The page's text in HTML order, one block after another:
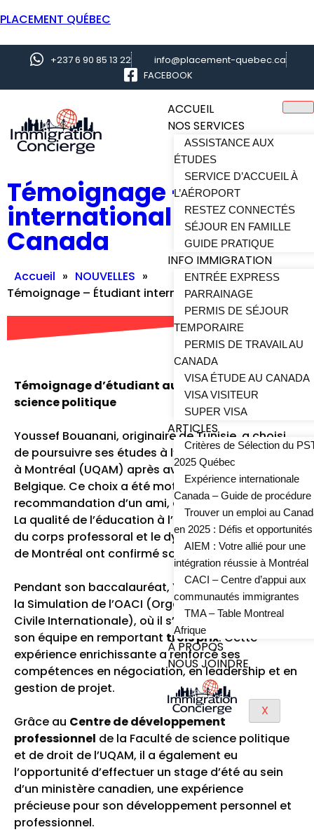
PLACEMENT QUÉBEC
+237 6 90 85 13 22
info@placement-quebec.ca
FACEBOOK
ACCUEIL
NOS SERVICES
ASSISTANCE AUX
ÉTUDES
SERVICE D’ACCUEIL À
L’AÉROPORT
RESTEZ CONNECTÉS
SÉJOUR EN FAMILLE
GUIDE PRATIQUE
INFO IMMIGRATION
ENTRÉE EXPRESS
PARRAINAGE
PERMIS DE SÉJOUR
TEMPORAIRE
PERMIS DE TRAVAIL AU
CANADA
VISA ÉTUDE AU CANADA
VISA VISITEUR
SUPER VISA
ARTICLES
Critères de Sélection du
2025 Québec
Expérience internationale
Canada – Guide de procédure
Trouver un emploi au
en 2025 : Défis et opportunités
AIEM : Votre allié pour une
intégration réussie à Montréal
CACI – Centre d’appui aux
communautés immigrantes
TMA – Table Montreal
Afrique
À PROPOS
NOUS JOINDRE
X
Témoignage – Étudiant
international au
Canada
Accueil » NOUVELLES »
Témoignage – Étudiant international au Canada
Témoignage d’étudiant au baccalauréat en
science politique
Youssef Bouanani, originaire de Tunisie, a choisi
de poursuivre ses études à l’Université du Québec
à Montréal (UQAM) après avoir étudié en
Belgique. Ce choix a été motivé par la
recommandation d’un ami, et il n’a pas été déçu.
La qualité de l’éducation à l’UQAM, l’engagement
du corps professoral et le dynamisme de la ville
de Montréal ont confirmé son choix.
Pendant son baccalauréat, Youssef a participé à
la Simulation de l’OACI (Organisation de l’Aviation
Civile Internationale), où il s’est distingué avec
son équipe en remportant trois prix. Cette
expérience enrichissante a renforcé ses
compétences en négociation, en leadership et en
gestion de projet.
Grâce au Centre de développement
professionnel de la Faculté de science politique
et de droit de l’UQAM, il a également eu
l’opportunité d’effectuer un stage d’été au sein
d’un ministère canadien, une expérience
précieuse pour son développement personnel et
professionnel.